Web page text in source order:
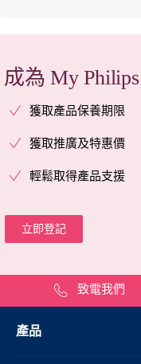
成為 My
獲取產品保養期限
獲取推廣及特惠價
輕鬆取得產品支援
立即登記
致電我們
產品